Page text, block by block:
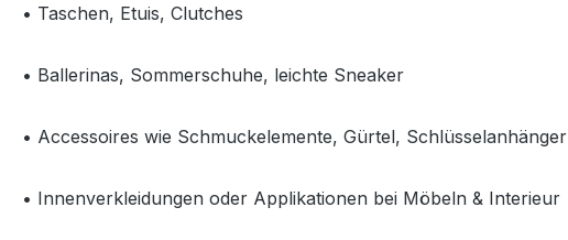
• Taschen, Etuis, Clutches
• Ballerinas, Sommerschuhe, leichte Sneaker
• Accessoires wie Schmuckelemente, Gürtel, Schlüsselanhänger
• Innenverkleidungen oder Applikationen bei Möbeln & Interieur